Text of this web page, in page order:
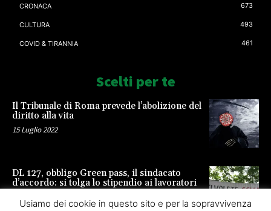
CRONACA 673
CULTURA 493
COVID & TIRANNIA 461
Scelti per te
Il Tribunale di Roma prevede l’abolizione del
diritto alla vita
15 Luglio 2022
DL 127, obbligo Green pass, il sindacato
d’accordo: si tolga lo stipendio ai lavoratori
Usiamo dei cookie in questo sito e per la sopravvivenza